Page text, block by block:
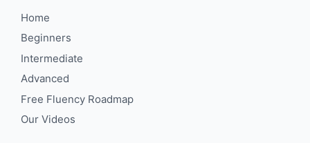
Home
Beginners
Intermediate
Advanced
Free Fluency Roadmap
Our Videos